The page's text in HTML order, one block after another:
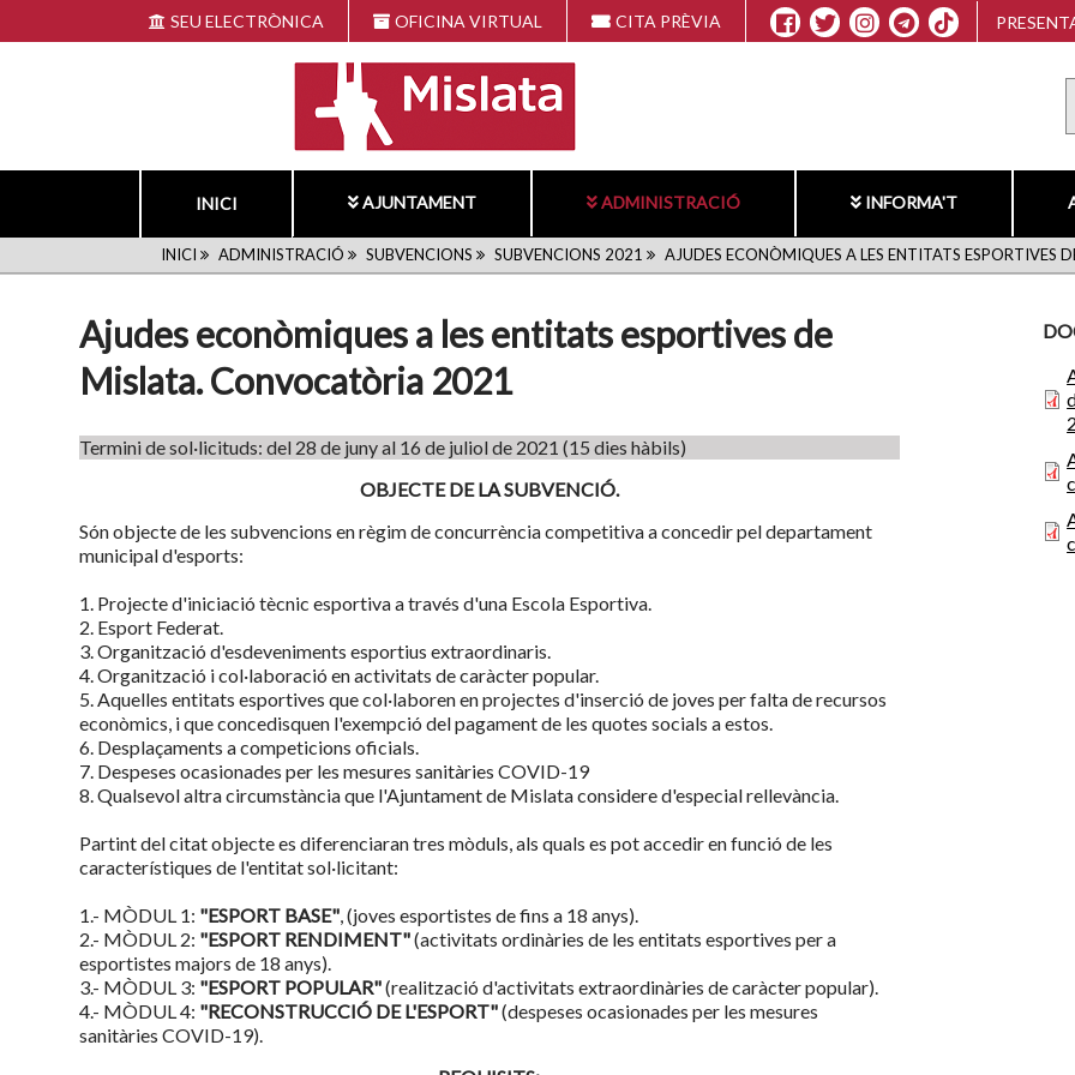
al
SEU ELECTRÒNICA OFICINA VIRTUAL CITA PRÈVIA
INICI AJUNTAMENT ADMINISTRACIÓ INFORMA'T
FIL
D'ARIADNA
INICI ADMINISTRACIÓ SUBVENCIONS SUBVENCIONS 2021 AJUDES ECONÒMIQUES A LES ENTITATS ESPORTIVES
Ajudes econòmiques a les entitats esportives de
Mislata. Convocatòria 2021
Termini de sol·licituds: del 28 de juny al 16 de juliol de 2021 (15 dies hàbils)
OBJECTE DE LA SUBVENCIÓ.
Són objecte de les subvencions en règim de concurrència competitiva a concedir pel departament
municipal d'esports:
1. Projecte d'iniciació tècnic esportiva a través d'una Escola Esportiva.
2. Esport Federat.
3. Organització d'esdeveniments esportius extraordinaris.
4. Organització i col·laboració en activitats de caràcter popular.
5. Aquelles entitats esportives que col·laboren en projectes d'inserció de joves per falta de recursos
econòmics, i que concedisquen l'exempció del pagament de les quotes socials a estos.
6. Desplaçaments a competicions oficials.
7. Despeses ocasionades per les mesures sanitàries COVID-19
8. Qualsevol altra circumstància que l'Ajuntament de Mislata considere d'especial rellevància.
Partint del citat objecte es diferenciaran tres mòduls, als quals es pot accedir en funció de les
característiques de l'entitat sol·licitant:
1.- MÒDUL 1: "ESPORT BASE", (joves esportistes de fins a 18 anys).
2.- MÒDUL 2: "ESPORT RENDIMENT"(activitats ordinàries de les entitats esportives per a
esportistes majors de 18 anys).
3.- MÒDUL 3: "ESPORT POPULAR"(realització d'activitats extraordinàries de caràcter popular).
4.- MÒDUL 4: "RECONSTRUCCIÓ DE L'ESPORT"(despeses ocasionades per les mesures
sanitàries COVID-19).